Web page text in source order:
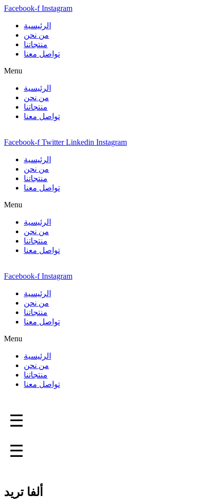
Facebook-f Instagram
الرئيسية
من نحن
منتجاتنا
تواصل معنا
Menu
الرئيسية
من نحن
منتجاتنا
تواصل معنا
Facebook-f Twitter Linkedin Instagram
الرئيسية
من نحن
منتجاتنا
تواصل معنا
Menu
الرئيسية
من نحن
منتجاتنا
تواصل معنا
Facebook-f Instagram
الرئيسية
من نحن
منتجاتنا
تواصل معنا
Menu
الرئيسية
من نحن
منتجاتنا
تواصل معنا
☰
☰
ألفا تريد